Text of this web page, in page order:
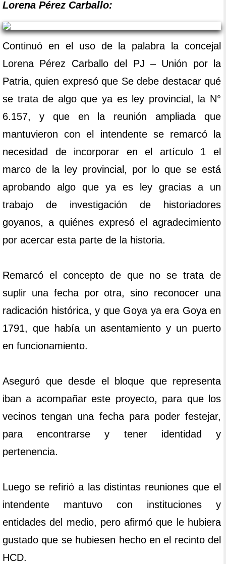
Lorena Pérez Carballo:
Continuó en el uso de la palabra la concejal
Lorena Pérez Carballo del PJ – Unión por la
Patria, quien expresó que Se debe destacar qué
se trata de algo que ya es ley provincial, la N°
6.157, y que en la reunión ampliada que
mantuvieron con el intendente se remarcó la
necesidad de incorporar en el artículo 1 el
marco de la ley provincial, por lo que se está
aprobando algo que ya es ley gracias a un
trabajo de investigación de historiadores
goyanos, a quiénes expresó el agradecimiento
por acercar esta parte de la historia.
Remarcó el concepto de que no se trata de
suplir una fecha por otra, sino reconocer una
radicación histórica, y que Goya ya era Goya en
1791, que había un asentamiento y un puerto
en funcionamiento.
Aseguró que desde el bloque que representa
iban a acompañar este proyecto, para que los
vecinos tengan una fecha para poder festejar,
para encontrarse y tener identidad y
pertenencia.
Luego se refirió a las distintas reuniones que el
intendente mantuvo con instituciones y
entidades del medio, pero afirmó que le hubiera
gustado que se hubiesen hecho en el recinto del
HCD.